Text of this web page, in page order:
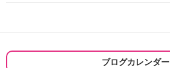
ー
シ
ブログカレンダー